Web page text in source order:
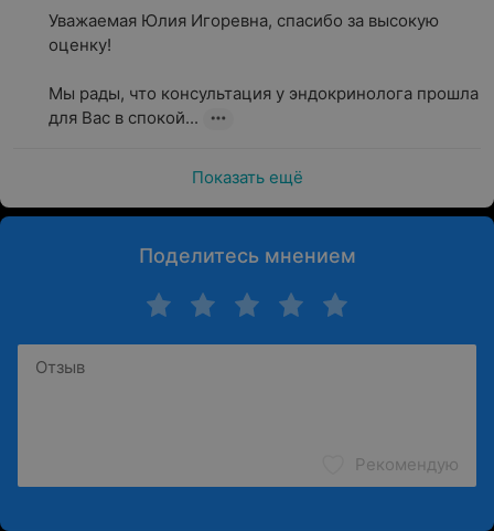
Во время консультации врач
перенесенные болезни, генетическую
предрасположенность, аллергические реакции и
лимфатических узлов и других органов
При необходимости назначение лабораторных и
инструментальных исследований, включая анализы
крови на гормоны и УЗИ
рекомендации по профилактике эндокринных
заболеваний.
Уважаемая Юлия Игоревна, спасибо за высокую
оценку!
Мы рады, что консультация у эндокринолога прошла
для Вас в спокой...
Показать ещё
Поделитесь мнением
Рекомендую